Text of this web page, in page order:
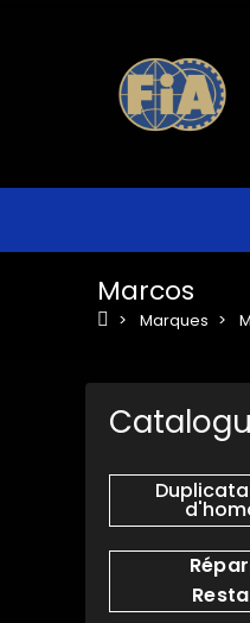
Marcos
Marques